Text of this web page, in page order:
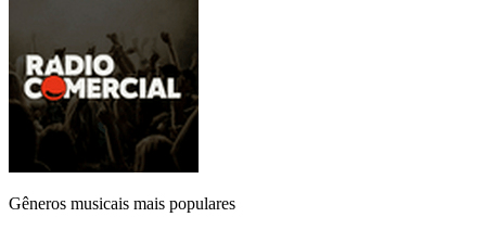
Gêneros musicais mais populares